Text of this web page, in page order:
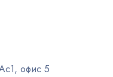
офис 5